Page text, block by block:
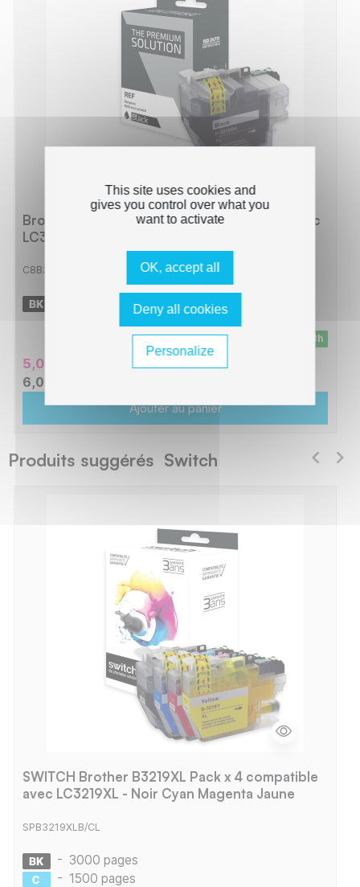
Brother B3219XLB Cartouche compatible avec
LC3219XLB - Noir
C8B3219XLB
3000 pages
En stock - Livraison sous 24/48h
5,05 € HT
6,05 € TTC
Ajouter au panier
Produits suggérés Switch
SWITCH Brother B3219XL Pack x 4 compatible
avec LC3219XL - Noir Cyan Magenta Jaune
SPB3219XLB/CL
- 3000 pages
- 1500 pages
This site uses cookies and
gives you control over what you
want to activate
OK, accept all
Deny all cookies
Personalize